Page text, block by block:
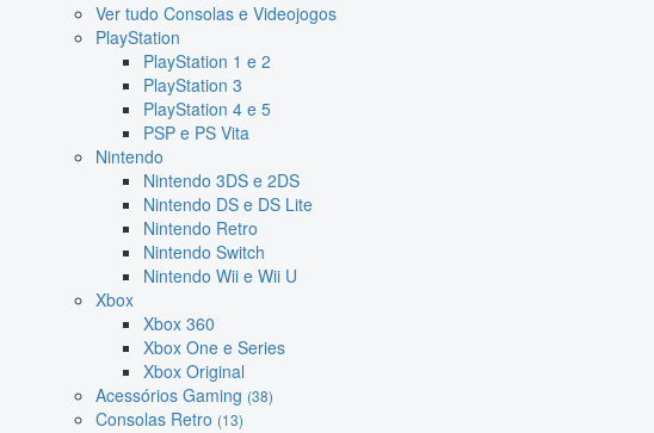
Ver tudo Consolas e Videojogos
PlayStation
PlayStation 1 e 2
PlayStation 3
PlayStation 4 e 5
PSP e PS Vita
Nintendo
Nintendo 3DS e 2DS
Nintendo DS e DS Lite
Nintendo Retro
Nintendo Switch
Nintendo Wii e Wii U
Xbox
Xbox 360
Xbox One e Series
Xbox Original
Acessórios Gaming (38)
Consolas Retro (13)